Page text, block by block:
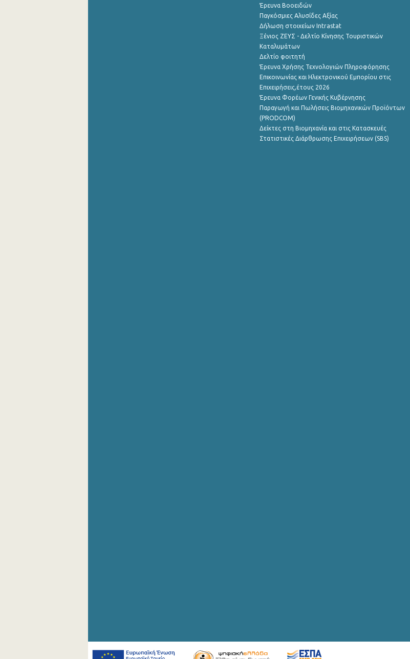
Έρευνα Βοοειδών
Παγκόσμιες Αλυσίδες Αξίας
Δήλωση στοιχείων Intrastat
Ξένιος ΖΕΥΣ - Δελτίο Κίνησης Τουριστικών
Καταλυμάτων
Δελτίο φοιτητή
Έρευνα Χρήσης Τεχνολογιών Πληροφόρησης
Επικοινωνίας και Ηλεκτρονικού Εμπορίου στις
Επιχειρήσεις,έτους 2026
Έρευνα Φορέων Γενικής Κυβέρνησης
Παραγωγή και Πωλήσεις Βιομηχανικών Προϊόντων
(PRODCOM)
Δείκτες στη Βιομηχανία και στις Κατασκευές
Στατιστικές Διάρθρωσης Επιχειρήσεων (SBS)